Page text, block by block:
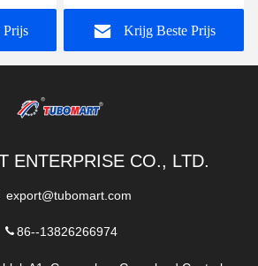
Prijs
pijpverbinding
Krijg Beste Prijs
ENTERPRISE CO., LTD.
export@tubomart.com
86--13826266974